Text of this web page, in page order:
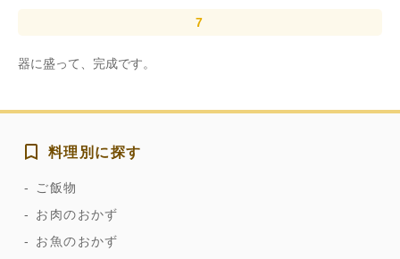
器に盛って、完成です。
料理別に探す
ご飯物
お肉のおかず
お魚のおかず